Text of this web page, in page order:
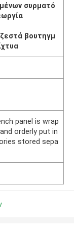
συρματό
βουτηγμ
panel is wrap
orderly put in
stored sepa